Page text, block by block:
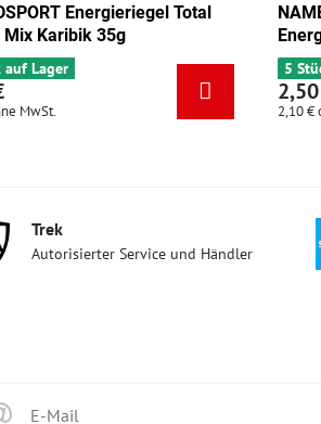
NAMEDSPORT Energieriegel Total
Energy Mix Tango 35g
5 Stück auf Lager
2,10 €
Trek
Autorisierter Service und Händler